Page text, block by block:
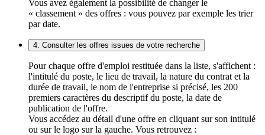
Vous avez également la possibilité de changer le
« classement » des offres : vous pouvez par exemple les trier
par date.
4. Consulter les offres issues de votre recherche
Pour chaque offre d'emploi restituée dans la liste, s'affichent :
l'intitulé du poste, le lieu de travail, la nature du contrat et la
durée de travail, le nom de l'entreprise si précisé, les 200
premiers caractères du descriptif du poste, la date de
publication de l'offre.
Vous accédez au détail d'une offre en cliquant sur son intitulé
ou sur le logo sur la gauche. Vous retrouvez :